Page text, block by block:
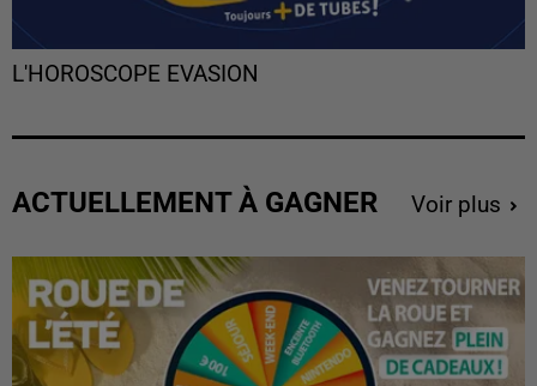
L'HOROSCOPE EVASION
ACTUELLEMENT À GAGNER Voir plus